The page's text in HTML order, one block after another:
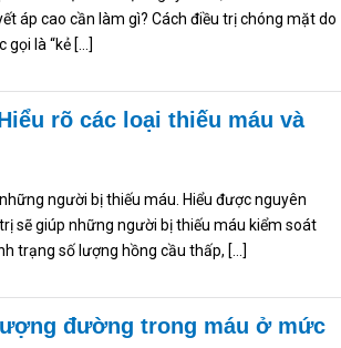
áp cao cần làm gì? Cách điều trị chóng mặt do
gọi là “kẻ […]
rõ các loại thiếu máu và
người bị thiếu máu. Hiểu được nguyên
sẽ giúp những người bị thiếu máu kiểm soát
trạng số lượng hồng cầu thấp, […]
đường trong máu ở mức